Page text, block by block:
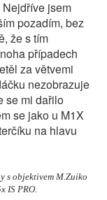
jsem
pozadím, bez
že s tím
případech
za větvemi
nezobrazuje
se mi dařilo
se jako u M1X
na hlavu
s objektivem M.Zuiko
IS PRO.